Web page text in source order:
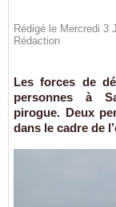
Rédigé le Mercredi 3
Rédaction
Les forces de
personnes à
pirogue. Deux
dans le cadre de